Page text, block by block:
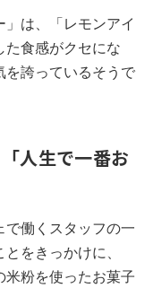
は、「レモンアイ
た食感がクセにな
を誇っているそうで
人生で一番お
で働くスタッフの一
をきっかけに、
米粉を使ったお菓子